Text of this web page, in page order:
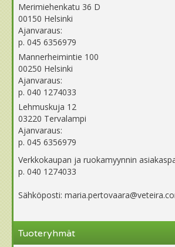
Merimiehenkatu 36 D
00150 Helsinki
Ajanvaraus:
p. 045 6356979
Mannerheimintie 100
00250 Helsinki
Ajanvaraus:
p. 040 1274033
Lehmuskuja 12
03220 Tervalampi
Ajanvaraus:
p. 045 6356979
Verkkokaupan ja ruokamyynnin
p. 040 1274033
Sähköposti:
Tuoteryhmät